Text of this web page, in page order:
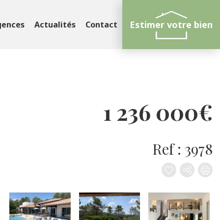
Actualités Contact Estimer votre bien
1 236 000€
Ref : 3978